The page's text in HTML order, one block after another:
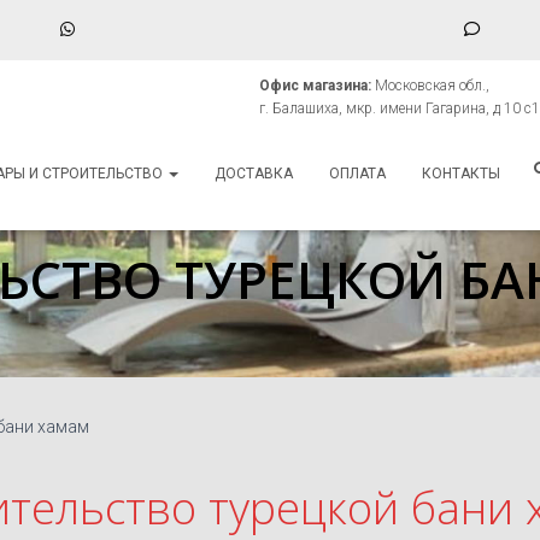
Офис магазина: Московская обл.,
г. Балашиха, мкр. имени Гагарина, д 10 с1
И СТРОИТЕЛЬСТВО ДОСТАВКА ОПЛАТА КОНТАКТЫ
ТУРЕЦКОЙ
хамам
турецкой бани
for